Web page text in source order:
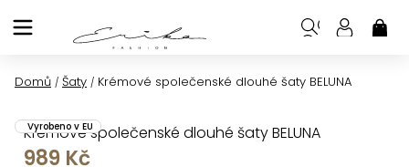
na
Domů / Šaty / Krémové společenské dlouhé šaty BELUNA
Krémové společenské dlouhé šaty BELUNA
Vyrobeno v EU
989 Kč